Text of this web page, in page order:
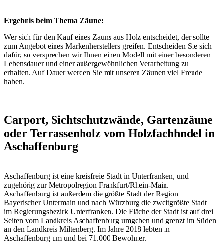
Ergebnis beim Thema Zäune:
Wer sich für den Kauf eines Zauns aus Holz entscheidet, der sollte
zum Angebot eines Markenherstellers greifen. Entscheiden Sie sich
dafür, so versprechen wir Ihnen einen Modell mit einer besonderen
Lebensdauer und einer außergewöhnlichen Verarbeitung zu
erhalten. Auf Dauer werden Sie mit unseren Zäunen viel Freude
haben.
Carport, Sichtschutzwände, Gartenzäune
oder Terrassenholz vom Holzfachhndel in
Aschaffenburg
Aschaffenburg ist eine kreisfreie Stadt in Unterfranken, und
zugehörig zur Metropolregion Frankfurt/Rhein-Main.
Aschaffenburg ist außerdem die größte Stadt der Region
Bayerischer Untermain und nach Würzburg die zweitgrößte Stadt
im Regierungsbezirk Unterfranken. Die Fläche der Stadt ist auf drei
Seiten vom Landkreis Aschaffenburg umgeben und grenzt im Süden
an den Landkreis Miltenberg. Im Jahre 2018 lebten in
Aschaffenburg um und bei 71.000 Bewohner.